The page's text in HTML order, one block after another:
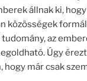
állnak ki,
közösségek
tudomány, az
Úgy
hogy már csak